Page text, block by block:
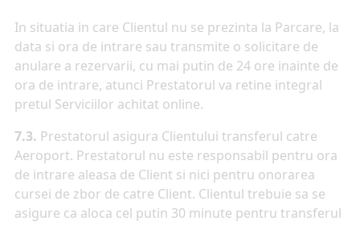
In situatia in care Clientul nu se prezinta la Parcare, la
data si ora de intrare sau transmite o solicitare de
anulare a rezervarii, cu mai putin de 24 ore inainte de
ora de intrare, atunci Prestatorul va retine integral
pretul Serviciilor achitat online.
7.3. Prestatorul asigura Clientului transferul catre
Aeroport. Prestatorul nu este responsabil pentru ora
de intrare aleasa de Client si nici pentru onorarea
cursei de zbor de catre Client. Clientul trebuie sa se
asigure ca aloca cel putin 30 minute pentru transferul